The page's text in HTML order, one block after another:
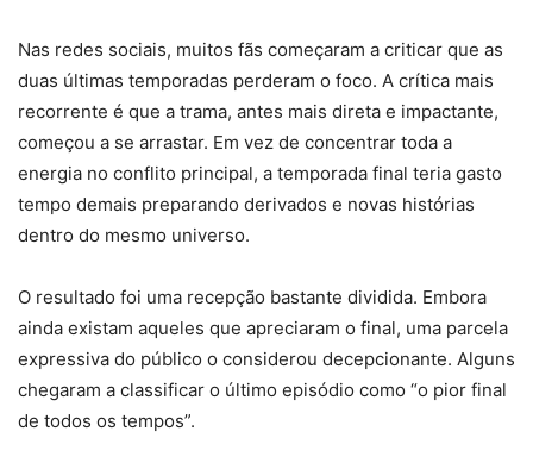
Nas redes sociais, muitos fãs começaram a criticar que as
duas últimas temporadas perderam o foco. A crítica mais
recorrente é que a trama, antes mais direta e impactante,
começou a se arrastar. Em vez de concentrar toda a
energia no conflito principal, a temporada final teria gasto
tempo demais preparando derivados e novas histórias
dentro do mesmo universo.
O resultado foi uma recepção bastante dividida. Embora
ainda existam aqueles que apreciaram o final, uma parcela
expressiva do público o considerou decepcionante. Alguns
chegaram a classificar o último episódio como “o pior final
de todos os tempos”.